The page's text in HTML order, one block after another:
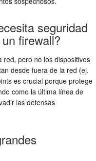
seguridad
firewall?
red, pero no los dispositivos
desde fuera de la red (ej.
es crucial porque protege
como la última línea de
las defensas